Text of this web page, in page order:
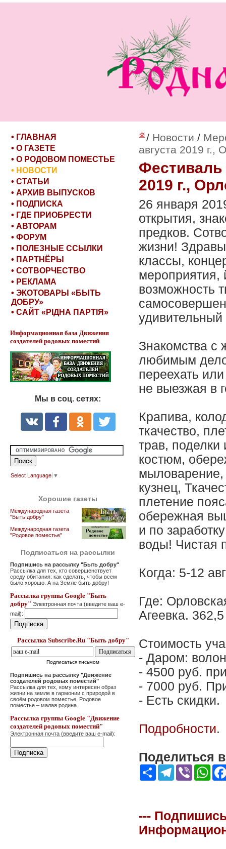
• ГЛАВНАЯ
• О ГАЗЕТЕ
• О РОДОВОМ ПОМЕСТЬЕ
• НОВОСТИ
• СТАТЬИ
• АРХИВ ВЫПУСКОВ
• ПОДПИСКА
• ГДЕ ПРИОБРЕСТИ
• АВТОРАМ
• ФОРУМ
• ПОЛЕЗНЫЕ ССЫЛКИ
• ПАРТНЁРЫ
• СОТВОРЧЕСТВО
• РЕКЛАМА
• ЭКОТОВАРЫ «БЫТЬ
ДОБРУ»
• САЙТ «РІДНА ПАРТІЯ»
Информационная база Движения
создателей родовых поместий
Мы в соц. сетях:
Select Language ▼
Хорошие газеты
Международная газета
"Быть добру"
Международная газета
"Родовое поместье"
Подписаться на рассылки
Подпишись на рассылку "Быть добру"
Рассылка для тех, кто совершенствует
среду обитания: как сделать, чтобы всем
было хорошо. А на Земле быть добру!
Рассылка группы Google "Быть
добру" Электронная почта (введите ваш e-
mail):
Рассылка Subscribe.Ru "Быть добру"
Подписаться письмом
Подпишись на рассылку "Движение
создателей родовых поместий"
Рассылка для тех, кому интересен образ
жизни на земле в гармонии с природой в
своём родовом поместье. Родовое
поместье – малая родина.
Рассылка группы Google "Движение
создателей родовых поместий"
Электронная почта (введите ваш e-mail):
/ Новости /
августа 2019 г.,
Фестиваль
2019 г.,
26 января
открытия,
предков.
жизни!
классы,
мероприятия,
возможность
Знакомства
любимым
переехать
не выезжая в
Крапива,
ткачество,
трав, поделки
костюм,
мыловарение,
кузнец,
плетение
обережная
и по
воды! Чистая
Когда: 5-12
Где:
Агеевка.
Стоимость
- Даром:
- 4500 руб.
- 7000 руб.
- Есть скидки.
Подробности.
Поделиться
Share Telegram
Viber
---